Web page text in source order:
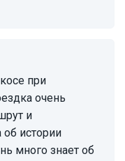
очень
и
об истории
много знает об